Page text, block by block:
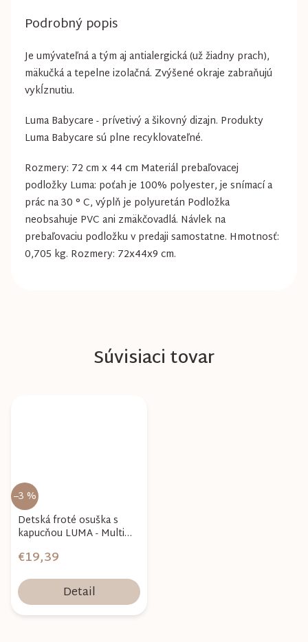
Súvisiaci tovar
–3 %
Detská froté osuška s
kapucňou LUMA - Multi
€19,39
Detail
Podrobný popis
Je umývateľná a tým aj antialergická (už žiadny prach),
mäkučká a tepelne izolačná. Zvýšené okraje zabraňujú
vykĺznutiu.
Luma Babycare - prívetivý a šikovný dizajn. Produkty
Luma Babycare sú plne recyklovateľné.
Rozmery: 72 cm x 44 cm Materiál prebaľovacej
podložky Luma: poťah je 100% polyester, je snímací a
prác na 30 ° C, výplň je polyuretán Podložka
neobsahuje PVC ani zmäkčovadlá. Návlek na
prebaľovaciu podložku v predaji samostatne. Hmotnosť:
0,705 kg. Rozmery: 72x44x9 cm.